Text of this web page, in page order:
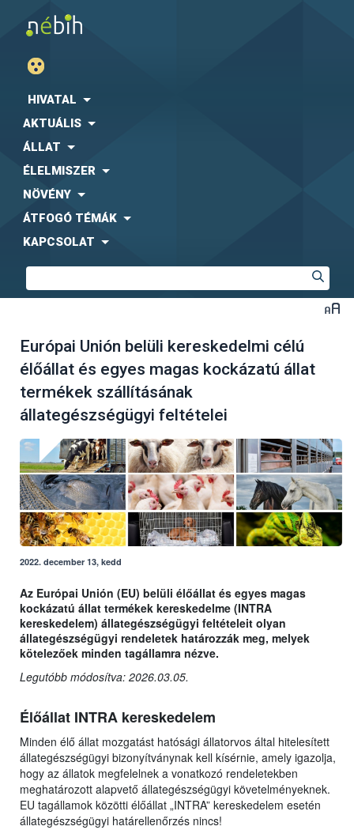
HIVATAL
AKTUÁLIS
ÁLLAT
ÉLELMISZER
NÖVÉNY
ÁTFOGÓ TÉMÁK
KAPCSOLAT
Európai Unión belüli kereskedelmi célú
élőállat és egyes magas kockázatú állat
termékek szállításának
állategészségügyi feltételei
2022. december 13, kedd
Az Európai Unión (EU) belüli élőállat és egyes magas
kockázatú állat termékek kereskedelme (INTRA
kereskedelem) állategészségügyi feltételeit olyan
állategészségügyi rendeletek határozzák meg, melyek
kötelezőek minden tagállamra nézve.
Legutóbb módosítva: 2026.03.05.
Élőállat INTRA kereskedelem
Minden élő állat mozgatást hatósági állatorvos által hitelesített
állategészségügyi bizonyítványnak kell kísérnie, amely igazolja,
hogy az állatok megfelelnek a vonatkozó rendeletekben
meghatározott alapvető állategészségügyi követelményeknek.
EU tagállamok közötti élőállat „INTRA” kereskedelem esetén
állategészségügyi határellenőrzés nincs!